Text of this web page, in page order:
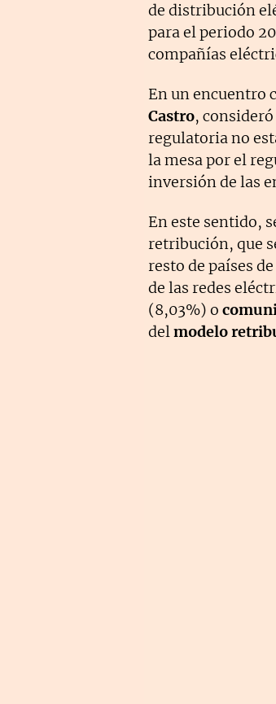
de distribución
para el periodo
compañías
En un encuentro
Castro,
regulatoria no
la mesa por el
inversión de las
En este sentido,
retribución, que
resto de países
de las redes
(8,03%) o
delmodelo